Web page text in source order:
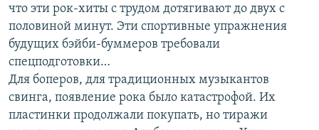
что эти рок-хиты с трудом дотягивают до двух с
половиной минут. Эти спортивные упражнения
будущих бэйби-буммеров требовали
спецподготовки…
Для боперов, для традиционных музыкантов
свинга, появление рока было катастрофой. Их
пластинки продолжали покупать, но тиражи